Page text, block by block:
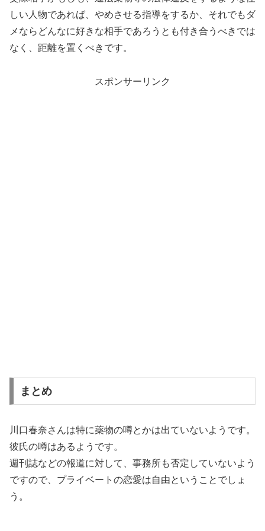
しい人物であれば、やめさせる指導をするか、それでもダ
メならどんなに好きな相手であろうとも付き合うべきでは
なく、距離を置くべきです。
スポンサーリンク
まとめ
川口春奈さんは特に薬物の噂とかは出ていないようです。
彼氏の噂はあるようです。
週刊誌などの報道に対して、事務所も否定していないよう
ですので、プライベートの恋愛は自由ということでしょ
う。